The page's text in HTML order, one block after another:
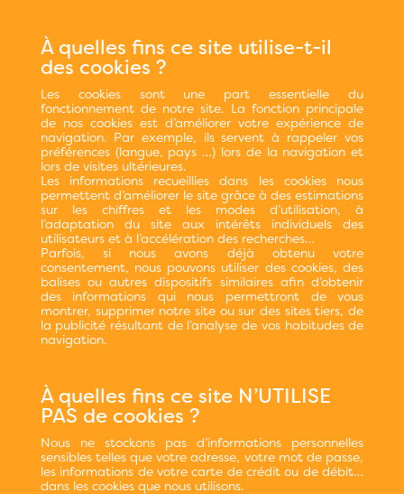
À quelles fins ce site utilise-t-il
des cookies ?
Les cookies sont une part essentielle du
fonctionnement de notre site. La fonction principale
de nos cookies est d’améliorer votre expérience de
navigation. Par exemple, ils servent à rappeler vos
préférences (langue, pays …) lors de la navigation et
lors de visites ultérieures.
Les informations recueillies dans les cookies nous
permettent d’améliorer le site grâce à des estimations
sur les chiffres et les modes d’utilisation, à
l’adaptation du site aux intérêts individuels des
utilisateurs et à l’accélération des recherches…
Parfois, si nous avons déjà obtenu votre
consentement, nous pouvons utiliser des cookies, des
balises ou autres dispositifs similaires afin d’obtenir
des informations qui nous permettront de vous
montrer, supprimer notre site ou sur des sites tiers, de
la publicité résultant de l’analyse de vos habitudes de
navigation.
À quelles fins ce site N’UTILISE
PAS de cookies ?
Nous ne stockons pas d’informations personnelles
sensibles telles que votre adresse, votre mot de passe,
les informations de votre carte de crédit ou de débit…
dans les cookies que nous utilisons.